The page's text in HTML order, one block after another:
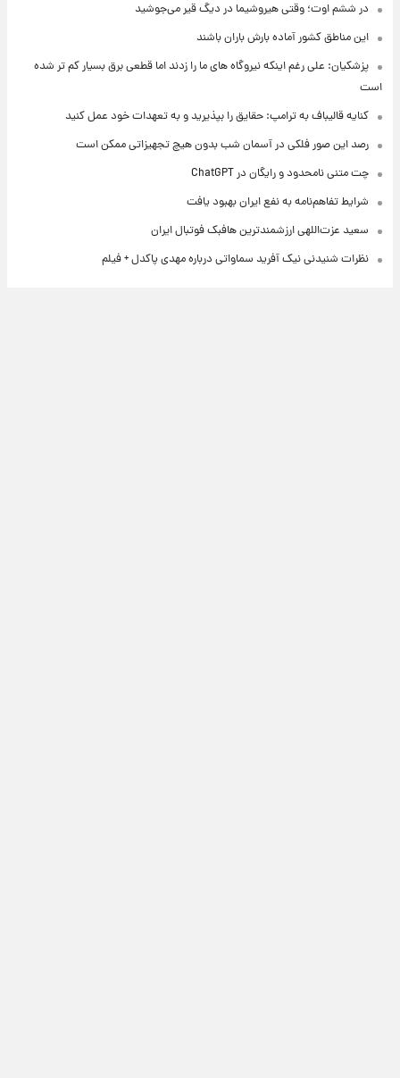
در ششم اوت؛ وقتی هیروشیما در دیگ قیر می‌جوشید
این مناطق کشور آماده بارش باران باشند
پزشکیان: علی رغم اینکه نیروگاه های ما را زدند اما قطعی برق بسیار کم تر شده
است
کنایه قالیباف به ترامپ: حقایق را بپذیرید و به تعهدات خود عمل کنید
رصد این صور فلکی در آسمان شب بدون هیچ تجهیزاتی ممکن است
چت متنی نامحدود و رایگان در ChatGPT
شرایط تفاهم‌نامه به نفع ایران بهبود یافت
سعید عزت‌اللهی ارزشمندترین هافبک فوتبال ایران
نظرات شنیدنی نیک آفرید سماواتی درباره مهدی پاکدل + فیلم